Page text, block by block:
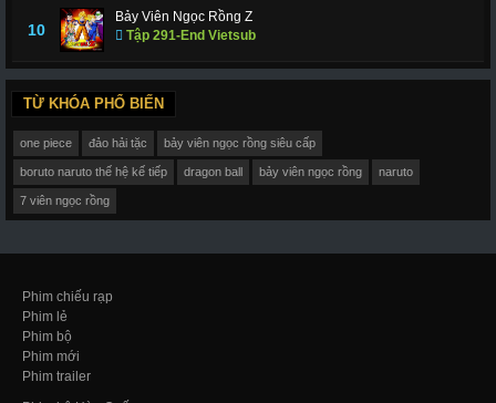
10
Bảy Viên Ngọc Rồng Z
Tập 291-End Vietsub
TỪ KHÓA PHỔ BIẾN
one piece đảo hải tặc bảy viên ngọc rồng siêu cấp
boruto naruto thế hệ kế tiếp dragon ball bảy viên ngọc rồng naruto
7 viên ngọc rồng
Phim chiếu rạp
Phim lẻ
Phim bộ
Phim mới
Phim trailer